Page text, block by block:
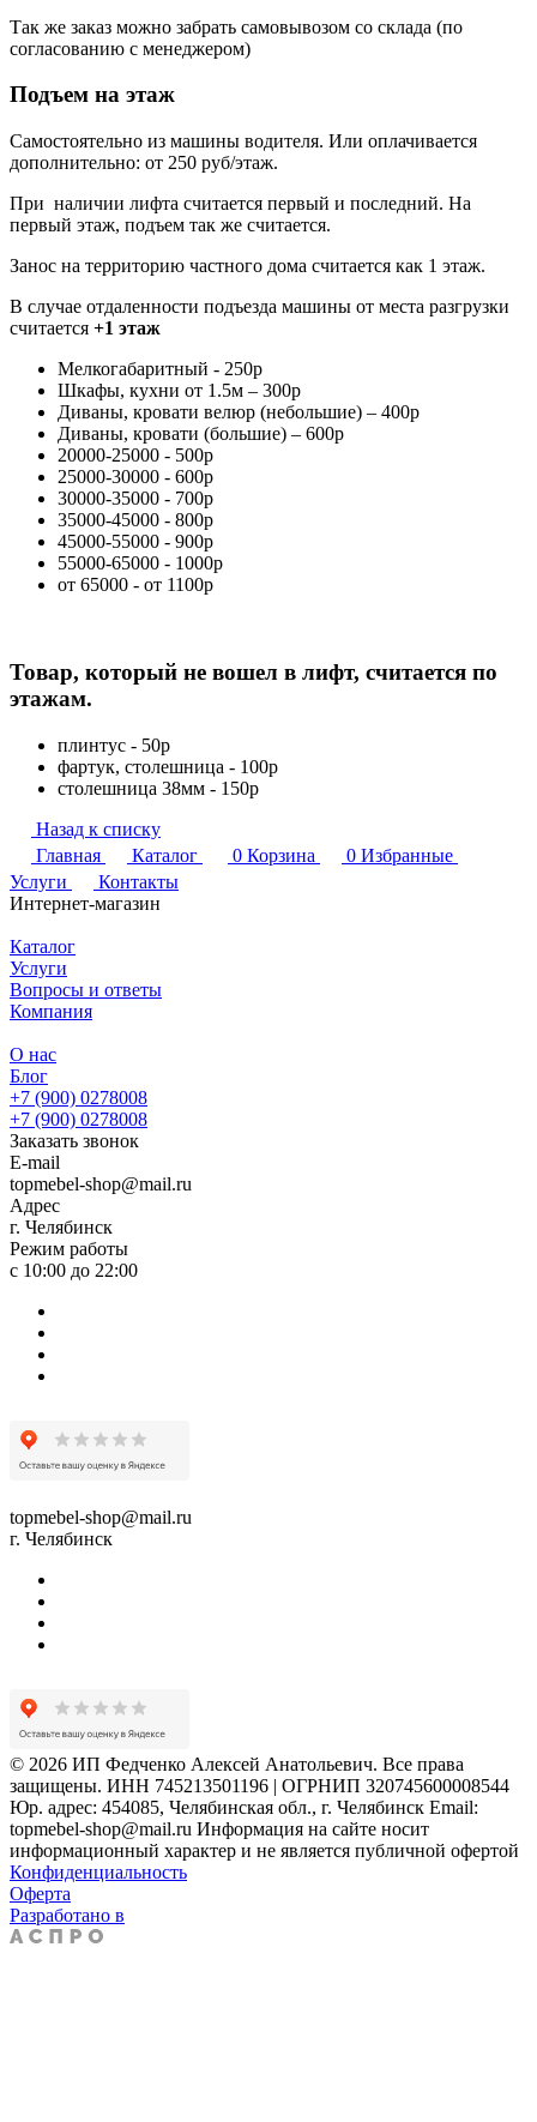
Так же заказ можно забрать самовывозом со склада (по
согласованию с менеджером)
Подъем на этаж
Самостоятельно из машины водителя. Или оплачивается
дополнительно: от 250 руб/этаж.
При наличии лифта считается первый и последний. На
первый этаж, подъем так же считается.
Занос на территорию частного дома считается как 1 этаж.
В случае отдаленности подъезда машины от места разгрузки
считается +1 этаж
Мелкогабаритный - 250р
Шкафы, кухни от 1.5м – 300р
Диваны, кровати велюр (небольшие) – 400р
Диваны, кровати (большие) – 600р
20000-25000 - 500р
25000-30000 - 600р
30000-35000 - 700р
35000-45000 - 800р
45000-55000 - 900р
55000-65000 - 1000р
от 65000 - от 1100р
Товар, который не вошел в лифт, считается по
этажам.
плинтус - 50р
фартук, столешница - 100р
столешница 38мм - 150р
Назад к списку
Главная
Каталог 0 Корзина 0 Избранные
Услуги
Контакты
Интернет-магазин
Каталог
Услуги
Вопросы и ответы
Компания
О нас
Блог
+7 (900) 0278008
+7 (900) 0278008
Заказать звонок
E-mail
topmebel-shop@mail.ru
Адрес
г. Челябинск
Режим работы
с 10:00 до 22:00
topmebel-shop@mail.ru
г. Челябинск
© 2026 ИП Федченко Алексей Анатольевич. Все права
защищены. ИНН 745213501196 | ОГРНИП 320745600008544
Юр. адрес: 454085, Челябинская обл., г. Челябинск Email:
topmebel-shop@mail.ru Информация на сайте носит
информационный характер и не является публичной офертой
Конфиденциальность
Оферта
Разработано в